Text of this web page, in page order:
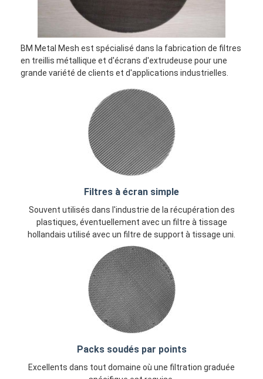
BM Metal Mesh est spécialisé dans la fabrication de filtres
en treillis métallique et d'écrans d'extrudeuse pour une
grande variété de clients et d'applications industrielles.
Filtres à écran simple
Souvent utilisés dans l'industrie de la récupération des
plastiques, éventuellement avec un filtre à tissage
hollandais utilisé avec un filtre de support à tissage uni.
Packs soudés par points
Excellents dans tout domaine où une filtration graduée